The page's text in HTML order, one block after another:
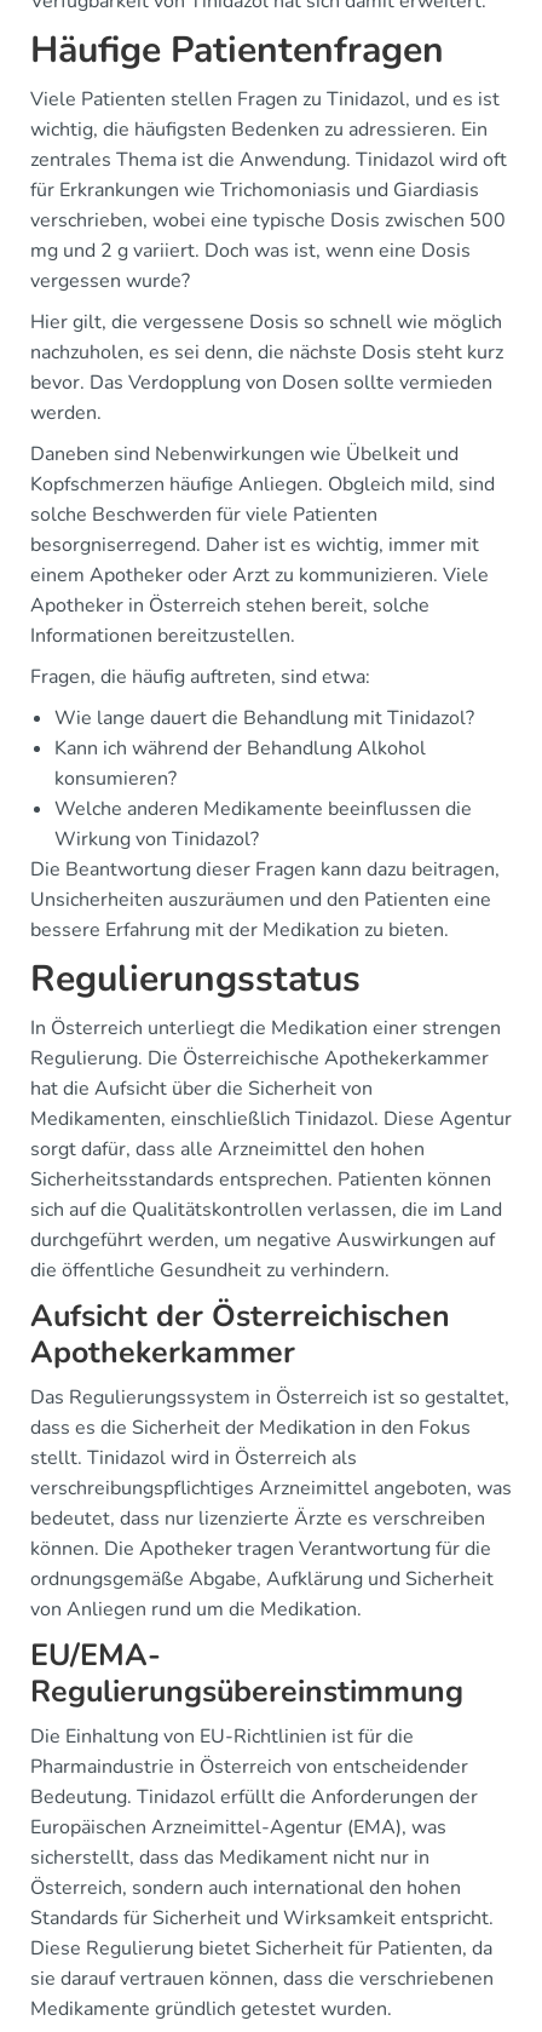
Häufige Patientenfragen
Viele Patienten stellen Fragen zu Tinidazol, und es ist
wichtig, die häufigsten Bedenken zu adressieren. Ein
zentrales Thema ist die Anwendung. Tinidazol wird oft
für Erkrankungen wie Trichomoniasis und Giardiasis
verschrieben, wobei eine typische Dosis zwischen 500
mg und 2 g variiert. Doch was ist, wenn eine Dosis
vergessen wurde?
Hier gilt, die vergessene Dosis so schnell wie möglich
nachzuholen, es sei denn, die nächste Dosis steht kurz
bevor. Das Verdopplung von Dosen sollte vermieden
werden.
Daneben sind Nebenwirkungen wie Übelkeit und
Kopfschmerzen häufige Anliegen. Obgleich mild, sind
solche Beschwerden für viele Patienten
besorgniserregend. Daher ist es wichtig, immer mit
einem Apotheker oder Arzt zu kommunizieren. Viele
Apotheker in Österreich stehen bereit, solche
Informationen bereitzustellen.
Fragen, die häufig auftreten, sind etwa:
Wie lange dauert die Behandlung mit Tinidazol?
Kann ich während der Behandlung Alkohol
konsumieren?
Welche anderen Medikamente beeinflussen die
Wirkung von Tinidazol?
Die Beantwortung dieser Fragen kann dazu beitragen,
Unsicherheiten auszuräumen und den Patienten eine
bessere Erfahrung mit der Medikation zu bieten.
Regulierungsstatus
In Österreich unterliegt die Medikation einer strengen
Regulierung. Die Österreichische Apothekerkammer
hat die Aufsicht über die Sicherheit von
Medikamenten, einschließlich Tinidazol. Diese Agentur
sorgt dafür, dass alle Arzneimittel den hohen
Sicherheitsstandards entsprechen. Patienten können
sich auf die Qualitätskontrollen verlassen, die im Land
durchgeführt werden, um negative Auswirkungen auf
die öffentliche Gesundheit zu verhindern.
Aufsicht der Österreichischen
Apothekerkammer
Das Regulierungssystem in Österreich ist so gestaltet,
dass es die Sicherheit der Medikation in den Fokus
stellt. Tinidazol wird in Österreich als
verschreibungspflichtiges Arzneimittel angeboten, was
bedeutet, dass nur lizenzierte Ärzte es verschreiben
können. Die Apotheker tragen Verantwortung für die
ordnungsgemäße Abgabe, Aufklärung und Sicherheit
von Anliegen rund um die Medikation.
EU/EMA-
Regulierungsübereinstimmung
Die Einhaltung von EU-Richtlinien ist für die
Pharmaindustrie in Österreich von entscheidender
Bedeutung. Tinidazol erfüllt die Anforderungen der
Europäischen Arzneimittel-Agentur (EMA), was
sicherstellt, dass das Medikament nicht nur in
Österreich, sondern auch international den hohen
Standards für Sicherheit und Wirksamkeit entspricht.
Diese Regulierung bietet Sicherheit für Patienten, da
sie darauf vertrauen können, dass die verschriebenen
Medikamente gründlich getestet wurden.